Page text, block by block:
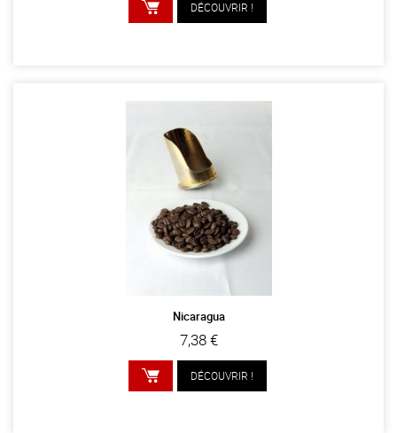
DÉCOUVRIR !
Nicaragua
7,38 €
DÉCOUVRIR !